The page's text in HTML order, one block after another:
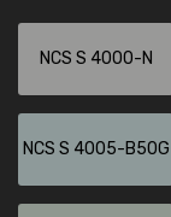
NCS S 4000-N
NCS S 4005-B50G